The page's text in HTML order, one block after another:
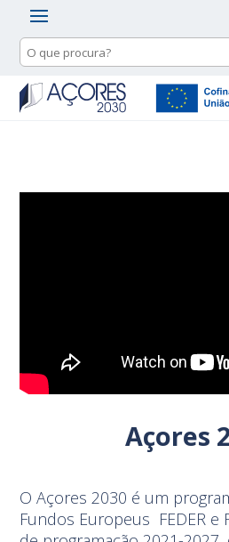
Açores
O Açores 2030 é um
Fundos Europeus FEDER e